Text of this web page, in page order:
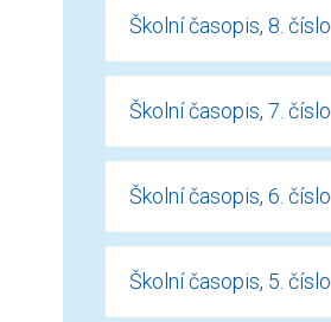
Školní časopis, 8. číslo
Školní časopis, 7. číslo
Školní časopis, 6. číslo
Školní časopis, 5. číslo